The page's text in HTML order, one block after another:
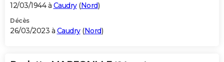
12/03/1944 à Caudry(Nord)
Décès
26/03/2023 à Caudry(Nord)